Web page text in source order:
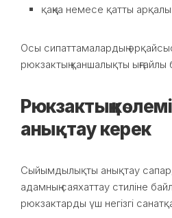
қаңқа немесе қатты
Осы сипаттамалардың
рюкзактың қаншалықты
Рюкзактың
анықтау керек
Сыйымдылықты анықтау
адамның саяхаттау стиліне
рюкзактарды үш негізгі